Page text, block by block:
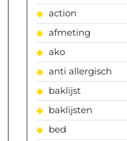
action
afmeting
ako
anti allergisch
baklijst
baklijsten
bed